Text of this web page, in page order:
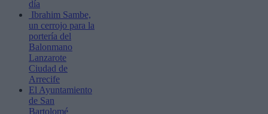
día
Ibrahim Sambe,
un cerrojo para la
portería del
Balonmano
Lanzarote
Ciudad de
Arrecife
El Ayuntamiento
de San
Bartolomé